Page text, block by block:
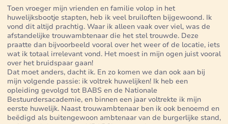
Toen vroeger mijn vrienden en familie volop in het
huwelijksbootje stapten, heb ik veel bruiloften bijgewoond. Ik
vond dit altijd prachtig. Waar ik alleen vaak over viel, was de
afstandelijke trouwambtenaar die het stel trouwde. Deze
praatte dan bijvoorbeeld vooral over het weer of de locatie, iets
wat ik totaal irrelevant vond. Het moest in mijn ogen juist vooral
over het bruidspaar gaan!
Dat moet anders, dacht ik. En zo komen we dan ook aan bij
mijn volgende passie: ik voltrek huwelijken! Ik heb een
opleiding gevolgd tot BABS en de Nationale
Bestuurdersacademie, en binnen een jaar voltrekte ik mijn
eerste huwelijk. Naast trouwambtenaar ben ik ook benoemd en
beëdigd als buitengewoon ambtenaar van de burgerlijke stand,